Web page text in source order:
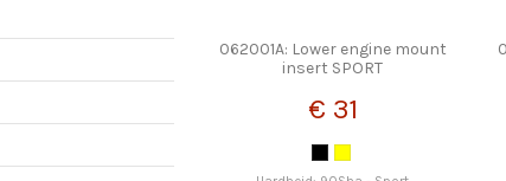
062001A: Lower engine mount
insert SPORT
€ 31